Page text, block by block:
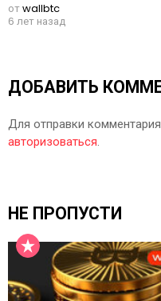
отwallbtc
6 лет назад
ДОБАВИТЬ
Для отправки
авторизоваться.
НЕ ПРОПУСТИ